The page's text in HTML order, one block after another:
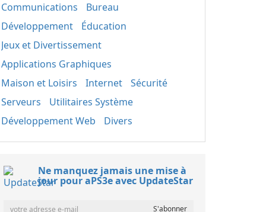
Communications
Bureau
Développement
Éducation
Jeux et Divertissement
Applications Graphiques
Maison et Loisirs
Internet
Sécurité
Serveurs
Utilitaires Système
Développement Web
Divers
Ne manquez jamais une mise à
jour pour aPS3e avec UpdateStar